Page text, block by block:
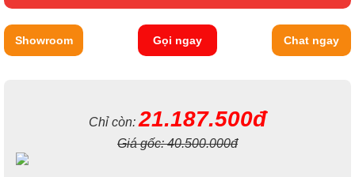
đang có con nhỏ.
Showroom Gọi ngay Chat ngay
Chỉ còn:21.187.500đ
Giá gốc:40.500.000đ